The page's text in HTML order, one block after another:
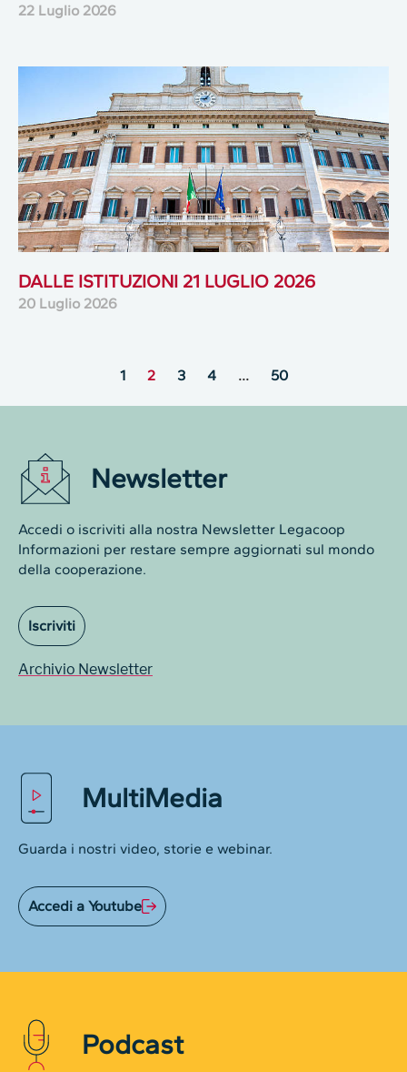
22 Luglio 2026
DALLE ISTITUZIONI 21 LUGLIO 2026
20 Luglio 2026
1 2 3 4 … 50
Newsletter
Accedi o iscriviti alla nostra Newsletter Legacoop
Informazioni per restare sempre aggiornati sul mondo
della cooperazione.
Iscriviti
Archivio Newsletter
MultiMedia
Guarda i nostri video, storie e webinar.
Accedi a Youtube
Podcast